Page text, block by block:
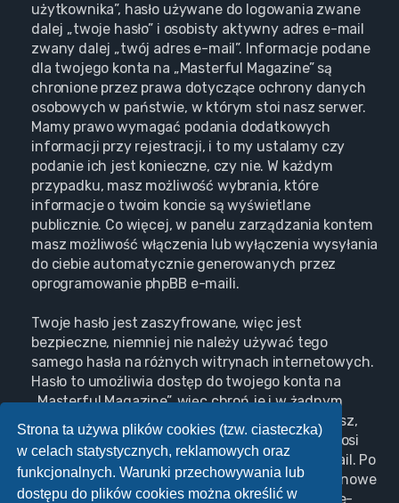
Strona ta używa plików cookies (tzw. ciasteczka)
w celach statystycznych, reklamowych oraz
funkcjonalnych. Warunki przechowywania lub
dostępu do plików cookies można określić w
użytkownika”, hasło używane do logowania zwane
dalej „twoje hasło” i osobisty aktywny adres e-mail
zwany dalej „twój adres e-mail”. Informacje podane
dla twojego konta na „Masterful Magazine” są
chronione przez prawa dotyczące ochrony danych
osobowych w państwie, w którym stoi nasz serwer.
Mamy prawo wymagać podania dodatkowych
informacji przy rejestracji, i to my ustalamy czy
podanie ich jest konieczne, czy nie. W każdym
przypadku, masz możliwość wybrania, które
informacje o twoim koncie są wyświetlane
publicznie. Co więcej, w panelu zarządzania kontem
masz możliwość włączenia lub wyłączenia wysyłania
do ciebie automatycznie generowanych przez
oprogramowanie phpBB e-maili.
Twoje hasło jest zaszyfrowane, więc jest
bezpieczne, niemniej nie należy używać tego
samego hasła na różnych witrynach internetowych.
Hasło to umożliwia dostęp do twojego konta na
„Masterful Magazine”, więc chroń je i w żadnym
wypadku nie podawaj
nikomu . Jeśli je zapomnisz,
użyj funkcji „Nie pamiętam hasła”. Witryna poprosi
cię o podanie nazwy użytkownika i adresu e-mail. Po
podaniu tych danych zostanie wygenerowane nowe
hasło i przesłane na podany przez ciebie adres e-